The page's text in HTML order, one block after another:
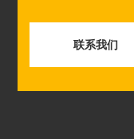
联系我们